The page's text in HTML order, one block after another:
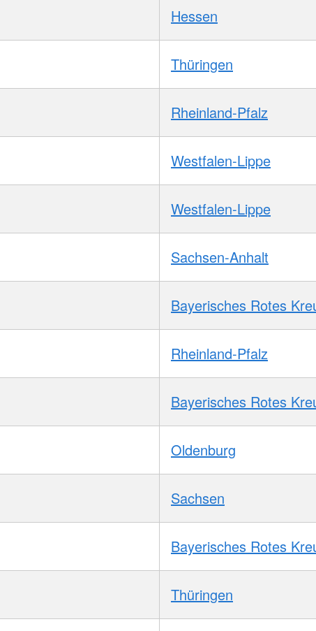
Hessen
Thüringen
Rheinland-Pfalz
Westfalen-Lippe
Westfalen-Lippe
Sachsen-Anhalt
Bayerisches Rotes
Rheinland-Pfalz
Bayerisches Rotes
Oldenburg
Sachsen
Bayerisches Rotes
Thüringen